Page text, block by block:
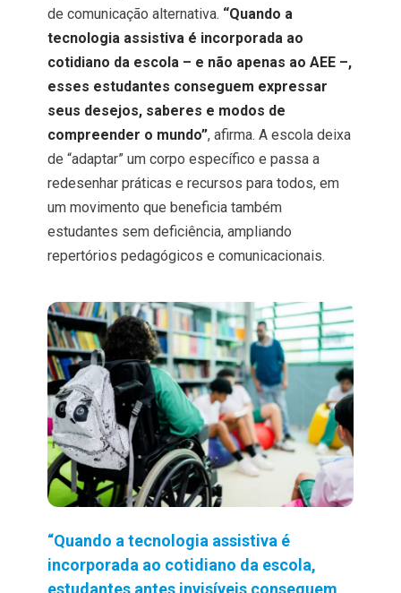
de comunicação alternativa. “Quando a
tecnologia assistiva é incorporada ao
cotidiano da escola – e não apenas ao AEE –,
esses estudantes conseguem expressar
seus desejos, saberes e modos de
compreender o mundo”, afirma. A escola deixa
de “adaptar” um corpo específico e passa a
redesenhar práticas e recursos para todos, em
um movimento que beneficia também
estudantes sem deficiência, ampliando
repertórios pedagógicos e comunicacionais.
“Quando a tecnologia assistiva é
incorporada ao cotidiano da escola,
estudantes antes invisíveis conseguem